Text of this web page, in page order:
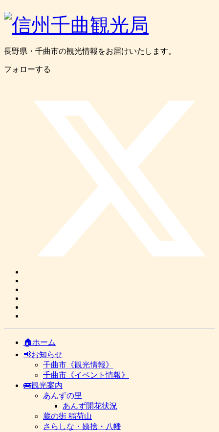
長野県・千曲市の観光情報をお届けいたします。
フォローする
🏠ホーム
📢お知らせ
千曲市《観光情報》
千曲市《イベント情報》
🚌観光案内
あんずの里
あんず開花状況
蔵の街 稲荷山
さらしな・姨捨・八幡